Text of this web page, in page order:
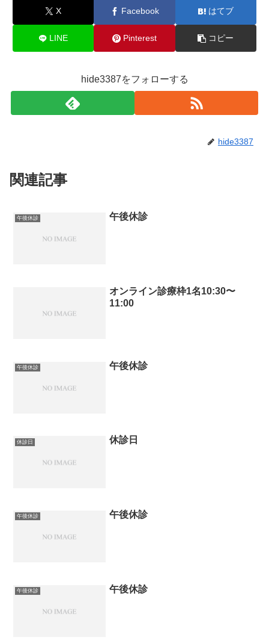
X Facebook はてブ
LINE Pinterest コピー
hide3387をフォローする
hide3387
関連記事
午後休診 午後休診
オンライン診療枠1名10:30〜
11:00
午後休診 午後休診
休診日 休診日
午後休診 午後休診
午後休診 午後休診